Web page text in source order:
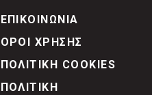
ΕΠΙΚΟΙΝΩΝΙΑ
ΟΡΟΙ ΧΡΗΣΗΣ
ΠΟΛΙΤΙΚΗ COOKIES
ΠΟΛΙΤΙΚΗ